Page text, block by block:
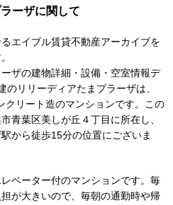
ーザに関して
エイブル賃貸不動産アーカイブを
ザの建物詳細・設備・空室情報デ
リリーディアたまプラーザは、
クリート造のマンションです。この
青葉区美しが丘４丁目に所在し、
から徒歩15分の位置にございま
ベーター付のマンションです。毎
が大きいので、毎朝の通勤時や帰